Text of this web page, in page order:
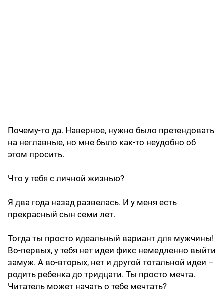
Почему-то да. Наверное, нужно было претендовать
на неглавные, но мне было как-то неудобно об
этом просить.
Что у тебя с личной жизнью?
Я два года назад развелась. И у меня есть
прекрасный сын семи лет.
Тогда ты просто идеальный вариант для мужчины!
Во-первых, у тебя нет идеи фикс немедленно выйти
замуж. А во-вторых, нет и другой тотальной идеи –
родить ребенка до тридцати. Ты просто мечта.
Читатель может начать о тебе мечтать?